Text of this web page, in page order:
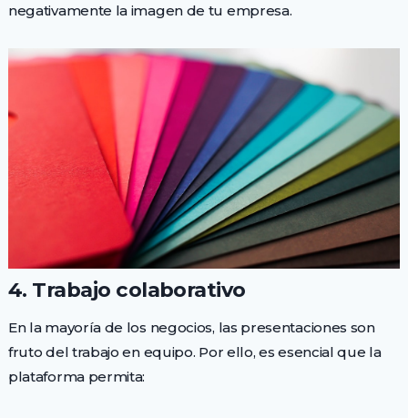
negativamente la imagen de tu empresa.
4. Trabajo colaborativo
En la mayoría de los negocios, las presentaciones son
fruto del trabajo en equipo. Por ello, es esencial que la
plataforma permita: